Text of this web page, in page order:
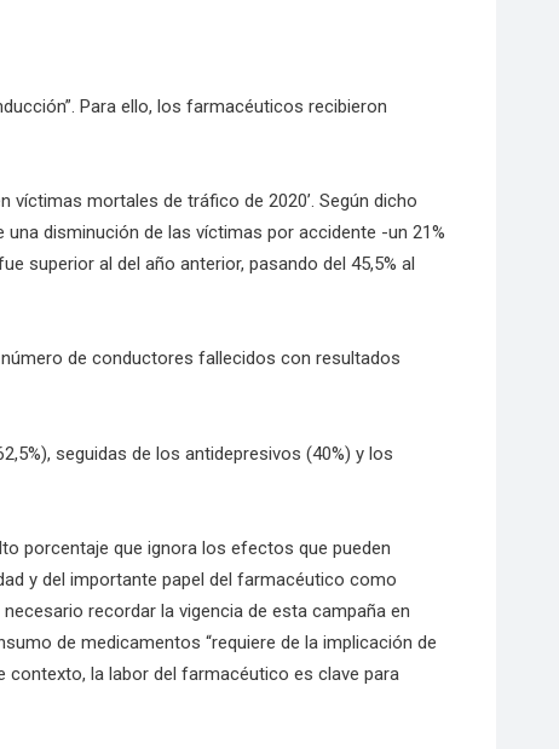
Para ello, los farmacéuticos recibieron
mortales de tráfico de 2020’. Según dicho
disminución de las víctimas por accidente -un 21%
superior al del año anterior, pasando del 45,5% al
de conductores fallecidos con resultados
seguidas de los antidepresivos (40%) y los
porcentaje que ignora los efectos que pueden
y del importante papel del farmacéutico como
recordar la vigencia de esta campaña en
de medicamentos “requiere de la implicación de
contexto, la labor del farmacéutico es clave para